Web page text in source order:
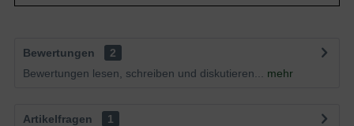
Bewertungen
2
Bewertungen lesen, schreiben und diskutieren...
mehr
Artikelfragen
1